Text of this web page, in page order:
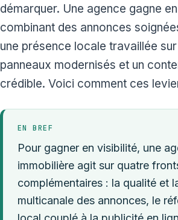
démarquer. Une agence gagne
combinant des annonces
une présence locale travaillée
panneaux modernisés et un
crédible. Voici comment ces
EN BREF
Pour gagner en visibilité, une
immobilière agit sur quatre
complémentaires : la qualité et
multicanale des annonces, le